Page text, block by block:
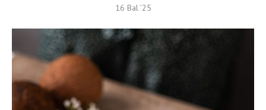
16 Bal ’25